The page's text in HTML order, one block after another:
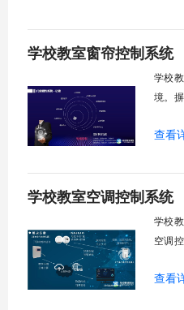
生视
排效
学校教室窗帘控制系统
学校
境。
足，
能智
态光
查看
学校教室空调控制系统
学校
空调
管理
查看